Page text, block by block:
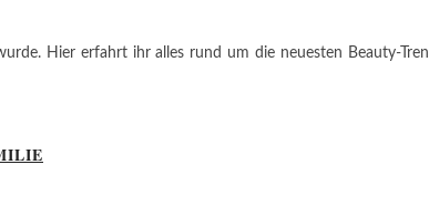
Hier erfahrt ihr alles rund um die neuesten Beauty-